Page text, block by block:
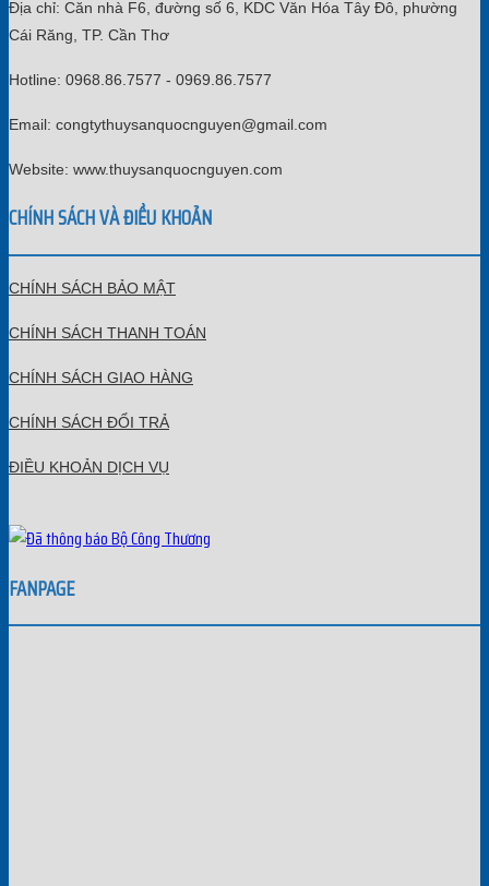
Địa chỉ: Căn nhà F6, đường số 6, KDC Văn Hóa Tây Đô, phường
Cái Răng, TP. Cần Thơ
Hotline: 0968.86.7577 - 0969.86.7577
Email: congtythuysanquocnguyen@gmail.com
Website: www.thuysanquocnguyen.com
CHÍNH SÁCH VÀ ĐIỀU KHOẢN
CHÍNH SÁCH BẢO MẬT
CHÍNH SÁCH THANH TOÁN
CHÍNH SÁCH GIAO HÀNG
CHÍNH SÁCH ĐỔI TRẢ
ĐIỀU KHOẢN DỊCH VỤ
FANPAGE